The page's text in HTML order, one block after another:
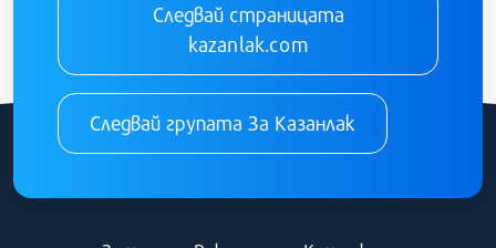
Следвай страницата
kazanlak.com
Следвай групата За Казанлак